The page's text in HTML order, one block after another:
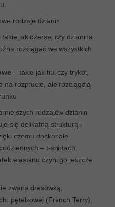
rodzaje dzianin:
takie jak dżersej czy dzianina
rozciągać we wszystkich
– takie jak tiul czy trykot,
na rozprucie, ale rozciągają
rodzajów dzianin
się delikatną strukturą i
czemu doskonale
– t-shirtach,
elastanu czyni go jeszcze
zwana dresówką,
pętelkowej (French Terry),